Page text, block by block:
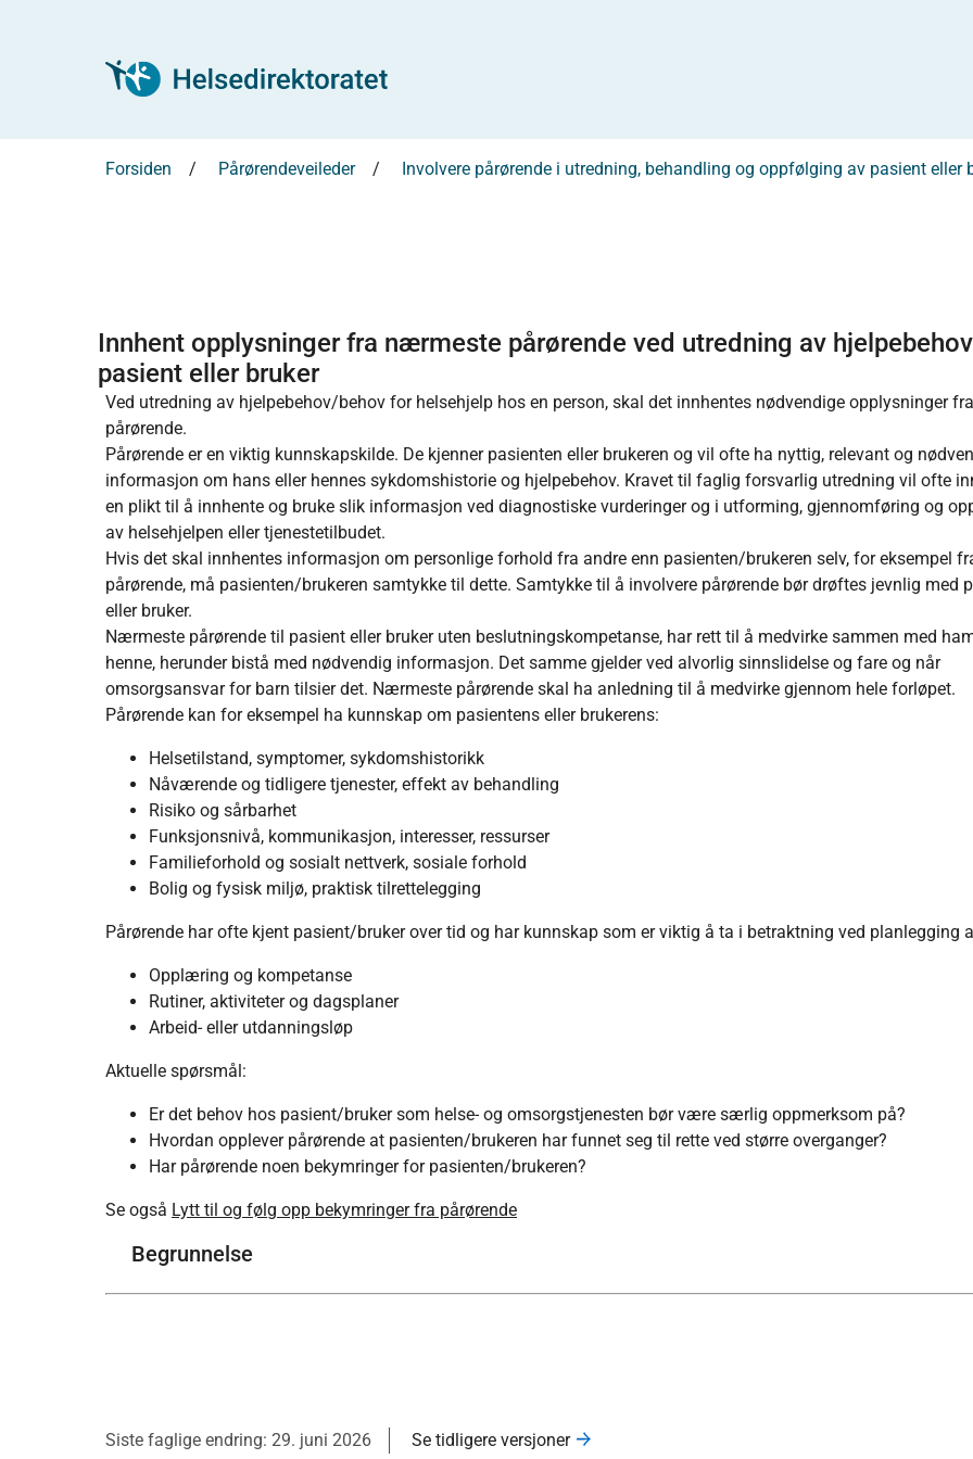
Forsiden Pårørendeveileder Involvere pårørende i utredning, behandling og oppfølging av pasient eller
Innhent opplysninger fra nærmeste pårørende ved utredning av
pasient eller bruker
Ved utredning av hjelpebehov/behov for helsehjelp hos en person, skal det innhentes nødvendige opplysninger fra
pårørende.
Pårørende er en viktig kunnskapskilde. De kjenner pasienten eller brukeren og vil ofte ha nyttig, relevant og
informasjon om hans eller hennes sykdomshistorie og hjelpebehov. Kravet til faglig forsvarlig utredning vil ofte
en plikt til å innhente og bruke slik informasjon ved diagnostiske vurderinger og i utforming, gjennomføring og
av helsehjelpen eller tjenestetilbudet.
Hvis det skal innhentes informasjon om personlige forhold fra andre enn pasienten/brukeren selv, for eksempel
pårørende, må pasienten/brukeren samtykke til dette. Samtykke til å involvere pårørende bør drøftes jevnlig med
eller bruker.
Nærmeste pårørende til pasient eller bruker uten beslutningskompetanse, har rett til å medvirke sammen med
henne, herunder bistå med nødvendig informasjon. Det samme gjelder ved alvorlig sinnslidelse og fare og når
omsorgsansvar for barn tilsier det. Nærmeste pårørende skal ha anledning til å medvirke gjennom hele forløpet.
Pårørende kan for eksempel ha kunnskap om pasientens eller brukerens:
Helsetilstand, symptomer, sykdomshistorikk
Nåværende og tidligere tjenester, effekt av behandling
Risiko og sårbarhet
Funksjonsnivå, kommunikasjon, interesser, ressurser
Familieforhold og sosialt nettverk, sosiale forhold
Bolig og fysisk miljø, praktisk tilrettelegging
Pårørende har ofte kjent pasient/bruker over tid og har kunnskap som er viktig å ta i betraktning ved planlegging
Opplæring og kompetanse
Rutiner, aktiviteter og dagsplaner
Arbeid- eller utdanningsløp
Aktuelle spørsmål:
Er det behov hos pasient/bruker som helse- og omsorgstjenesten bør være særlig oppmerksom på?
Hvordan opplever pårørende at pasienten/brukeren har funnet seg til rette ved større overganger?
Har pårørende noen bekymringer for pasienten/brukeren?
Se også Lytt til og følg opp bekymringer fra pårørende
Begrunnelse
Siste faglige endring: 29. juni 2026 Se tidligere versjoner